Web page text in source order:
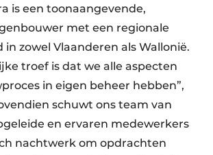
is een toonaangevende,
met een regionale
in zowel Vlaanderen als Wallonië.
troef is dat we alle aspecten
in eigen beheer hebben”,
schuwt ons team van
en ervaren medewerkers
nachtwerk om opdrachten